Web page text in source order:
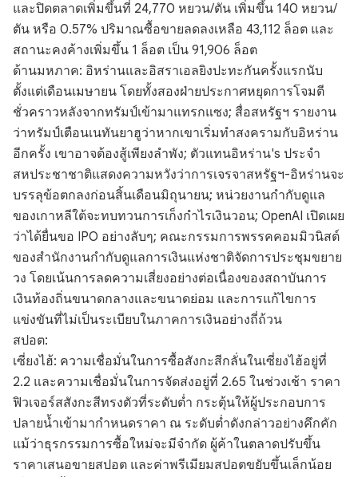
และปิดตลาดเพิ่มขึ้นที่ 24,770 หยวน/ตัน เพิ่มขึ้น 140 หยวน/
ตัน หรือ 0.57% ปริมาณซื้อขายลดลงเหลือ 43,112 ล็อต และ
สถานะคงค้างเพิ่มขึ้น 1 ล็อต เป็น 91,906 ล็อต
ด้านมหภาค: อิหร่านและอิสราเอลยิงปะทะกันครั้งแรกนับ
ตั้งแต่เดือนเมษายน โดยทั้งสองฝ่ายประกาศหยุดการโจมตี
ชั่วคราวหลังจากทรัมป์เข้ามาแทรกแซง; สื่อสหรัฐฯ รายงาน
ว่าทรัมป์เตือนเนทันยาฮูว่าหากเขาเริ่มทำสงครามกับอิหร่าน
อีกครั้ง เขาอาจต้องสู้เพียงลำพัง; ตัวแทนอิหร่าน's ประจำ
สหประชาชาติแสดงความหวังว่าการเจรจาสหรัฐฯ-อิหร่านจะ
บรรลุข้อตกลงก่อนสิ้นเดือนมิถุนายน; หน่วยงานกำกับดูแล
ของเกาหลีใต้จะทบทวนการเก็งกำไรเงินวอน; OpenAI เปิดเผย
ว่าได้ยื่นขอ IPO อย่างลับๆ; คณะกรรมการพรรคคอมมิวนิสต์
ของสำนักงานกำกับดูแลการเงินแห่งชาติจัดการประชุมขยาย
วง โดยเน้นการลดความเสี่ยงอย่างต่อเนื่องของสถาบันการ
เงินท้องถิ่นขนาดกลางและขนาดย่อม และการแก้ไขการ
แข่งขันที่ไม่เป็นระเบียบในภาคการเงินอย่างถี่ถ้วน
สปอต:
เซี่ยงไฮ้: ความเชื่อมั่นในการซื้อสังกะสีกลั่นในเซี่ยงไฮ้อยู่ที่
2.2 และความเชื่อมั่นในการจัดส่งอยู่ที่ 2.65 ในช่วงเช้า ราคา
ฟิวเจอร์สสังกะสีทรงตัวที่ระดับต่ำ กระตุ้นให้ผู้ประกอบการ
ปลายน้ำเข้ามากำหนดราคา ณ ระดับต่ำดังกล่าวอย่างคึกคัก
แม้ว่าธุรกรรมการซื้อใหม่จะมีจำกัด ผู้ค้าในตลาดปรับขึ้น
ราคาเสนอขายสปอต และค่าพรีเมียมสปอตขยับขึ้นเล็กน้อย